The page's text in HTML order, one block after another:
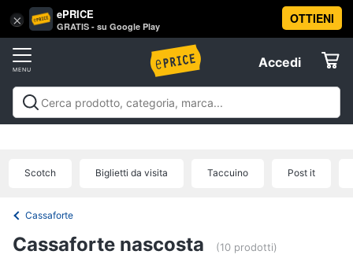
× ePRICE
GRATIS - su Google Play
OTTIENI
Accedi
Accedi
Registrati
Offerte
Vai
al
Scotch Biglietti da visita Taccuino Post it
Cassaforte
Cassaforte nascosta (10 prodotti)